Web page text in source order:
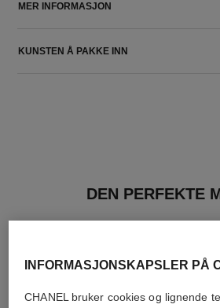
MER INFORMASJON
KUNSTEN Å PAKKE INN
DEN PERFEKTE
INFORMASJONSKAPSLER PÅ
CHANEL bruker cookies og lignende